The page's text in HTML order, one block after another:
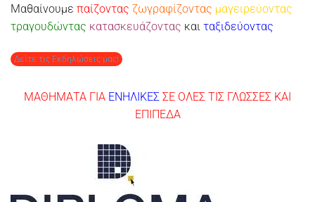
Μαθαίνουμε παίζοντας ζωγραφίζοντας μαγειρεύοντας
τραγουδώντας κατασκευάζοντας και ταξιδεύοντας
Δείτε τις Εκδηλώσεις μας!
ΜΑΘΗΜΑΤΑ ΓΙΑ ΕΝΗΛΙΚΕΣ ΣΕ ΟΛΕΣ ΤΙΣ ΓΛΩΣΣΕΣ ΚΑΙ
ΕΠΙΠΕΔΑ